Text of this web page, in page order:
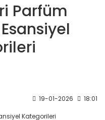
Parfüm
19-01-2026 18:01